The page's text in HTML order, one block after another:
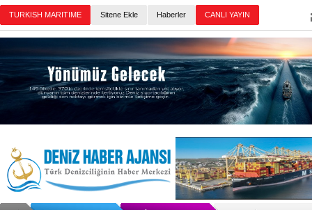
TURKISH MARITIME Sitene Ekle Haberler CANLI YAYIN
‘14.